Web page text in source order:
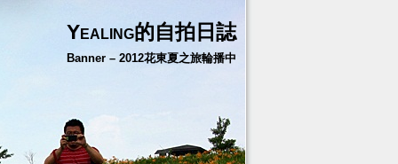
Yealing的自拍日誌
Banner – 2012花東夏之旅輪播中